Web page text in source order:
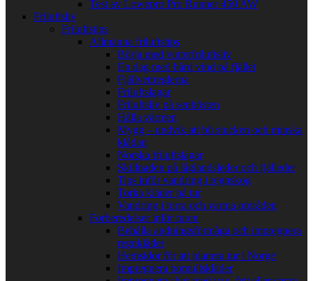
Test av Lowepro Pro Runner 450 AW
Friluftsliv
Friluftstips
Allmänna friluftstips
Börja med vinterfriluftsliv
En dag med hård vind på fjället
Fjällvettreglerna
Friluftslagar
Friluftsliv på senhösten
Hålla värmen
Mygg – undvik att bli stucken och minska
klådan
Norska friluftslagar
Skillnaden på låglandsleder och fjälleder
Tips inför vandring i regnskog
Torka kläder på tur
Vandring i torra och varma områden
Förberedelser inför turen
Behålla andningsförmåga och impregnera
regnkläder
Hemsidor för att planera tur i Norge
Impregnera bomullskläder